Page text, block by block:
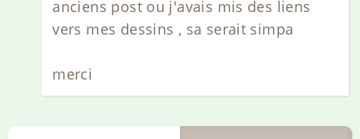
anciens post ou j'avais mis des liens
vers mes dessins , sa serait simpa
merci